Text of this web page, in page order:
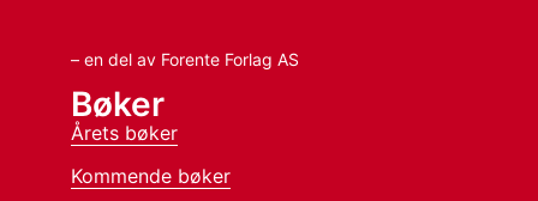
– en del av Forente Forlag AS
Bøker
Årets bøker
Kommende bøker